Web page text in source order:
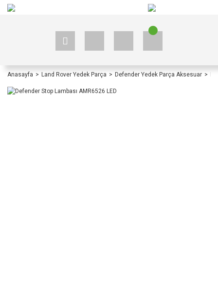
Anasayfa Land Rover Yedek Parça Defender Yedek Parça Aksesuar